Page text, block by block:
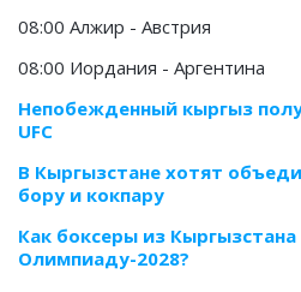
08:00 Алжир - Австрия
08:00 Иордания - Аргентина
Непобежденный кыргыз
UFC
В Кыргызстане хотят
бору и кокпару
Как боксеры из
Олимпиаду-2028?